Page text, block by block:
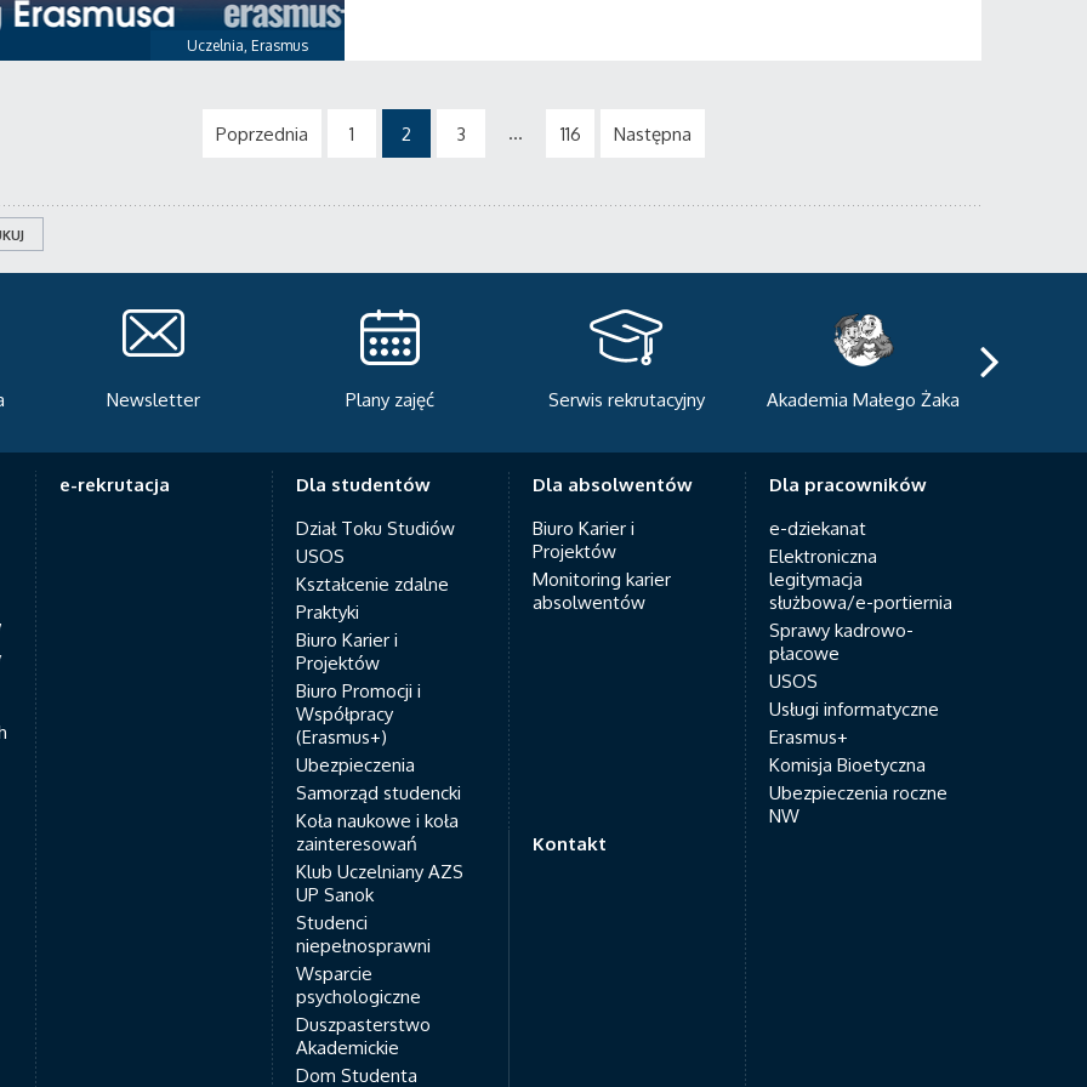
Uczelnia, Erasmus
Poprzednia 1 2 3 ... 116 Następna
Plany zajęć Serwis rekrutacyjny Akademia Małego Żaka
Centrum Sportowo-
e-rekrutacja
Dla studentów
Dział Toku Studiów
USOS
Kształcenie zdalne
Praktyki
Biuro Karier i
Projektów
Biuro Promocji i
Współpracy
(Erasmus+)
Ubezpieczenia
Samorząd studencki
Koła naukowe i koła
zainteresowań
Klub Uczelniany AZS
UP Sanok
Studenci
niepełnosprawni
Wsparcie
psychologiczne
Duszpasterstwo
Akademickie
Dom Studenta
Dla absolwentów
Biuro Karier i
Projektów
Monitoring karier
absolwentów
Dla pracowników
e-dziekanat
Elektroniczna
legitymacja
służbowa/e-portiernia
Sprawy kadrowo-
płacowe
USOS
Usługi informatyczne
Erasmus+
Komisja Bioetyczna
Ubezpieczenia roczne
NW
Kontakt